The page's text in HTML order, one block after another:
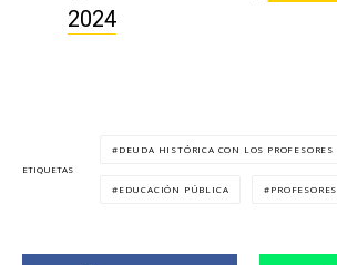
2024
ETIQUETAS
DEUDA HISTÓRICA CON LOS PROFESORES
EDUCACIÓN PÚBLICA PROFESORES